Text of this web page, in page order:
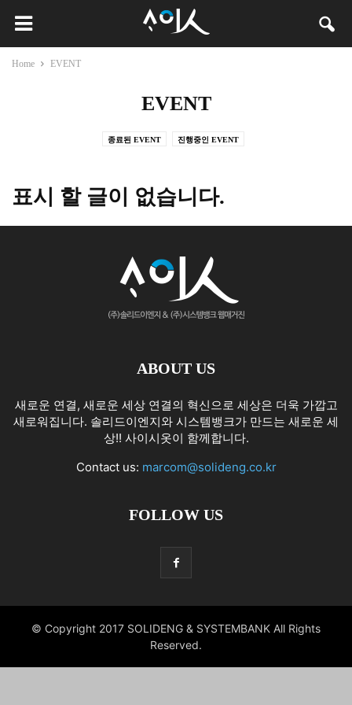
Home EVENT
EVENT
종료된 EVENT 진행중인 EVENT
표시 할 글이 없습니다.
ABOUT US
새로운 연결, 새로운 세상 연결의 혁신으로 세상은 더욱 가깝고
새로워집니다. 솔리드이엔지와 시스템뱅크가 만드는 새로운 세
상!! 사이시옷이 함께합니다.
Contact us: marcom@solideng.co.kr
FOLLOW US
© Copyright 2017 SOLIDENG & SYSTEMBANK All Rights
Reserved.